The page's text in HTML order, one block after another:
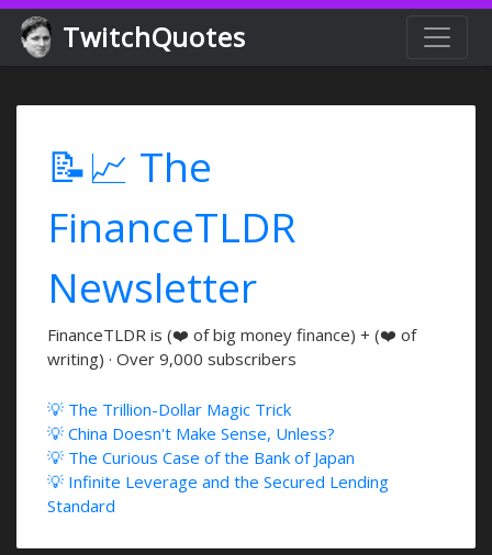
TwitchQuotes
📝📈 The
FinanceTLDR
Newsletter
FinanceTLDR is (❤️ of big money finance) + (❤️ of
writing) · Over 9,000 subscribers
💡 The Trillion-Dollar Magic Trick
💡 China Doesn't Make Sense, Unless?
💡 The Curious Case of the Bank of Japan
💡 Infinite Leverage and the Secured Lending
Standard